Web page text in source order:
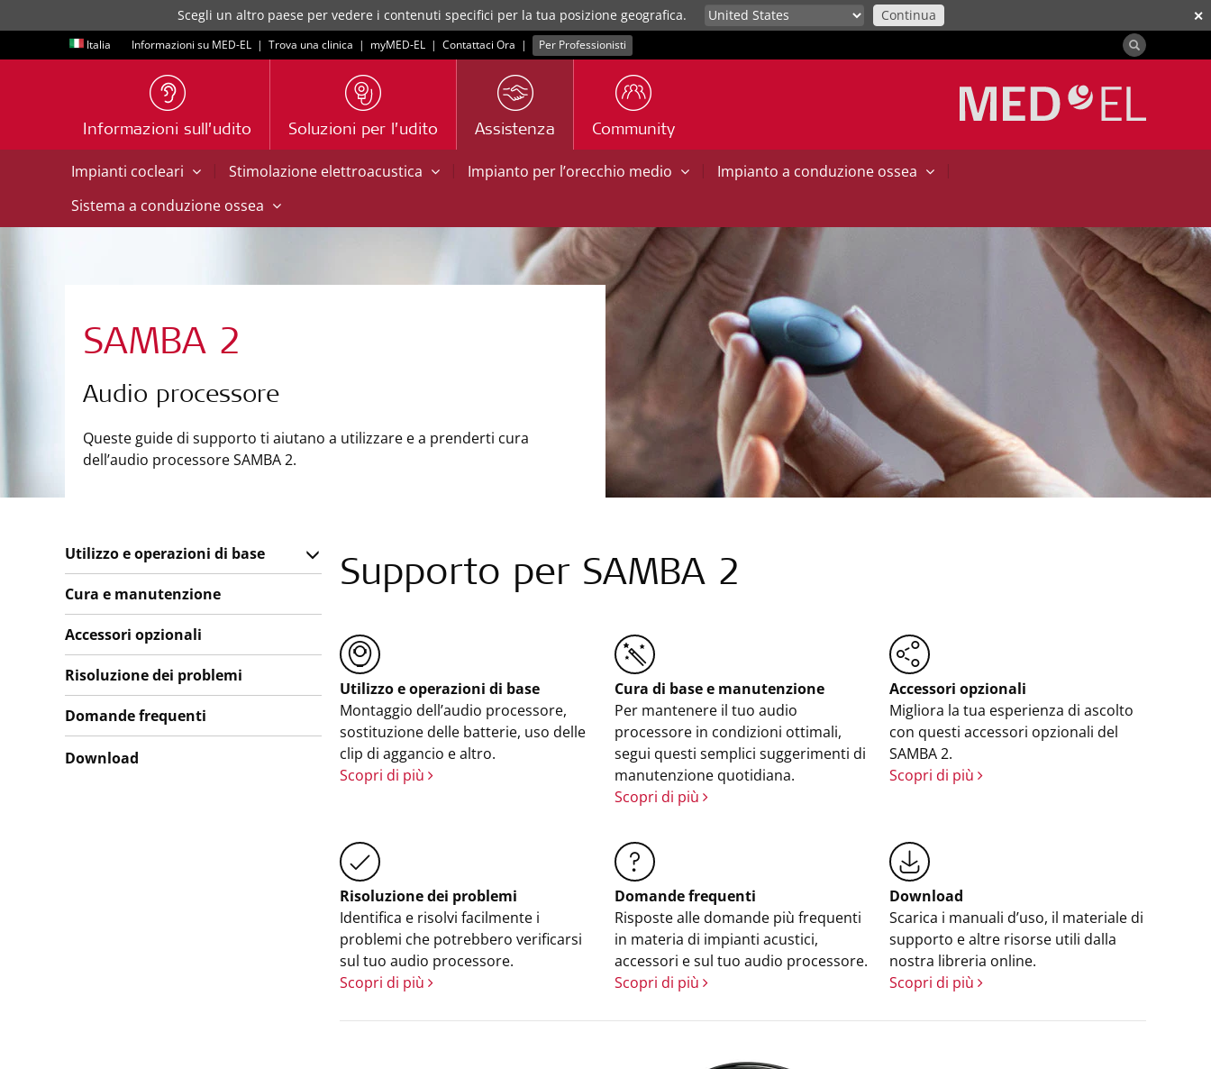
✕
Scegli un altro paese per vedere i contenuti specifici per la tua posizione geografica. Continua
Italia Informazioni su MED-EL | Trova una clinica | myMED‑EL | Contattaci Ora | Per Professionisti
Informazioni sull’udito Soluzioni per l’udito Assistenza Community
Impianti cocleari | Stimolazione elettroacustica | Impianto per l’orecchio medio | Impianto a conduzione ossea
|
Sistema a conduzione ossea
SAMBA 2
Audio processore
Queste guide di supporto ti aiutano a utilizzare e a prenderti cura
dell’audio processore SAMBA 2.
Supporto per SAMBA 2
Utilizzo e operazioni di base
Montaggio dell’audio processore,
sostituzione delle batterie, uso delle
clip di aggancio e altro.
Scopri di più
Cura di base e manutenzione
Per mantenere il tuo audio
processore in condizioni ottimali,
segui questi semplici suggerimenti di
manutenzione quotidiana.
Scopri di più
Accessori opzionali
Migliora la tua esperienza di ascolto
con questi accessori opzionali del
SAMBA 2.
Scopri di più
Risoluzione dei problemi
Identifica e risolvi facilmente i
problemi che potrebbero verificarsi
sul tuo audio processore.
Scopri di più
Domande frequenti
Risposte alle domande più frequenti
in materia di impianti acustici,
accessori e sul tuo audio processore.
Scopri di più
Download
Scarica i manuali d’uso, il materiale di
supporto e altre risorse utili dalla
nostra libreria online.
Scopri di più
Utilizzo e operazioni di base
Cura e manutenzione
Accessori opzionali
Risoluzione dei problemi
Domande frequenti
Download